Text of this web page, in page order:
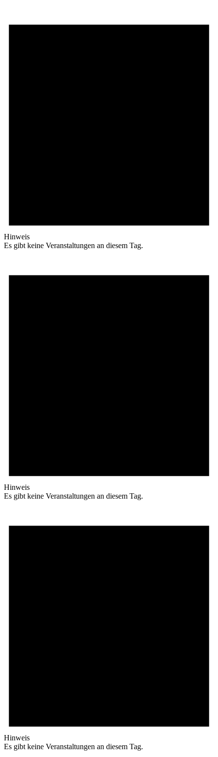
Hinweis
Es gibt keine Veranstaltungen an diesem Tag.
Hinweis
Es gibt keine Veranstaltungen an diesem Tag.
Hinweis
Es gibt keine Veranstaltungen an diesem Tag.